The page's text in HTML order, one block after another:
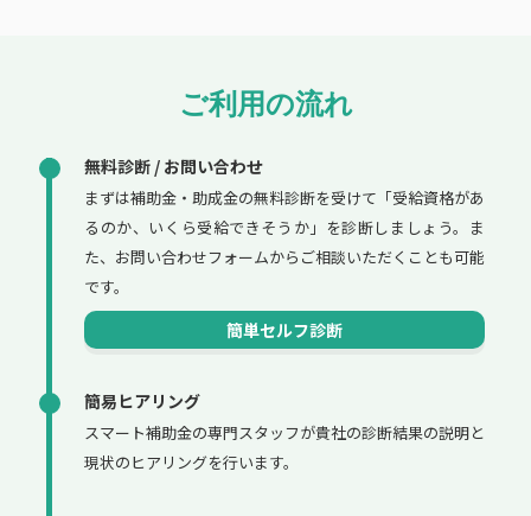
ご利用の流れ
無料診断 / お問い合わせ
まずは補助金・助成金の無料診断を受けて「受給資格があ
るのか、いくら受給できそうか」を診断しましょう。ま
た、お問い合わせフォームからご相談いただくことも可能
です。
簡単セルフ診断
簡易ヒアリング
スマート補助金の専門スタッフが貴社の診断結果の説明と
現状のヒアリングを行います。